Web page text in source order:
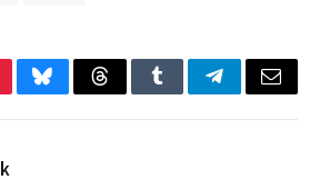
BlueskyThreadsTumblrTelegramEmail